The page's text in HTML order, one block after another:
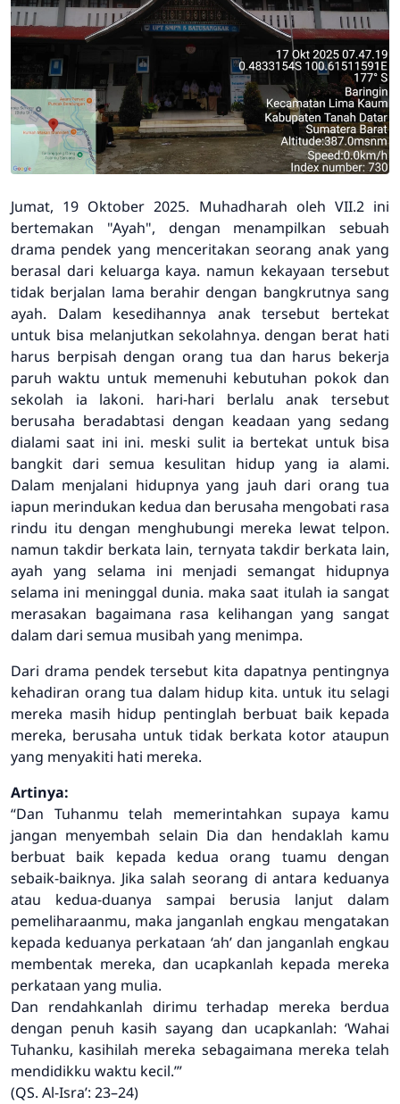
Jumat, 19 Oktober 2025. Muhadharah oleh VII.2 ini
bertemakan "Ayah", dengan menampilkan sebuah
drama pendek yang menceritakan seorang anak yang
berasal dari keluarga kaya. namun kekayaan tersebut
tidak berjalan lama berahir dengan bangkrutnya sang
ayah. Dalam kesedihannya anak tersebut bertekat
untuk bisa melanjutkan sekolahnya. dengan berat hati
harus berpisah dengan orang tua dan harus bekerja
paruh waktu untuk memenuhi kebutuhan pokok dan
sekolah ia lakoni. hari-hari berlalu anak tersebut
berusaha beradabtasi dengan keadaan yang sedang
dialami saat ini ini. meski sulit ia bertekat untuk bisa
bangkit dari semua kesulitan hidup yang ia alami.
Dalam menjalani hidupnya yang jauh dari orang tua
iapun merindukan kedua dan berusaha mengobati rasa
rindu itu dengan menghubungi mereka lewat telpon.
namun takdir berkata lain, ternyata takdir berkata lain,
ayah yang selama ini menjadi semangat hidupnya
selama ini meninggal dunia. maka saat itulah ia sangat
merasakan bagaimana rasa kelihangan yang sangat
dalam dari semua musibah yang menimpa.
Dari drama pendek tersebut kita dapatnya pentingnya
kehadiran orang tua dalam hidup kita. untuk itu selagi
mereka masih hidup pentinglah berbuat baik kepada
mereka, berusaha untuk tidak berkata kotor ataupun
yang menyakiti hati mereka.
Artinya:
“Dan Tuhanmu telah memerintahkan supaya kamu
jangan menyembah selain Dia dan hendaklah kamu
berbuat baik kepada kedua orang tuamu dengan
sebaik-baiknya. Jika salah seorang di antara keduanya
atau kedua-duanya sampai berusia lanjut dalam
pemeliharaanmu, maka janganlah engkau mengatakan
kepada keduanya perkataan ‘ah’ dan janganlah engkau
membentak mereka, dan ucapkanlah kepada mereka
perkataan yang mulia.
Dan rendahkanlah dirimu terhadap mereka berdua
dengan penuh kasih sayang dan ucapkanlah: ‘Wahai
Tuhanku, kasihilah mereka sebagaimana mereka telah
mendidikku waktu kecil.’”
(QS. Al-Isra’: 23–24)